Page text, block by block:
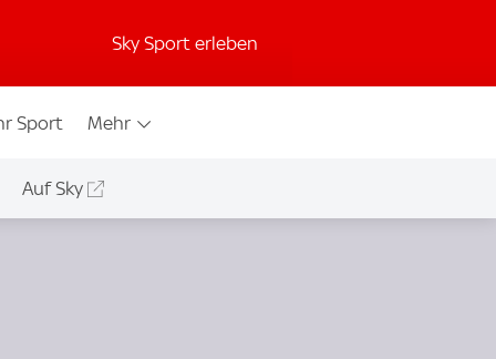
Sky Sport erleben
Sport Mehr
Auf Sky